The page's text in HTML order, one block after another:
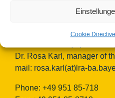
Cookie Directive
for the European Heritage
Dr. Rosa Karl, manager of
mail: rosa.karl(at)lra-
Phone: +49 951 85-718